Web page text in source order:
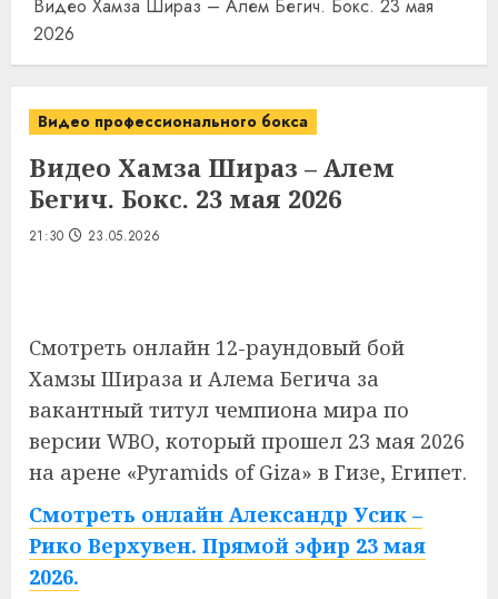
Видео Хамза Шираз – Алем Бегич. Бокс. 23 мая
2026
Видео профессионального бокса
Видео Хамза Шираз – Алем
Бегич. Бокс. 23 мая 2026
21:30 23.05.2026
Смотреть онлайн 12-раундовый бой
Хамзы Шираза и Алема Бегича за
вакантный титул чемпиона мира по
версии WBO, который прошел 23 мая 2026
на арене «Pyramids of Giza» в Гизе, Египет.
Смотреть онлайн Александр Усик –
Рико Верхувен. Прямой эфир 23 мая
2026.